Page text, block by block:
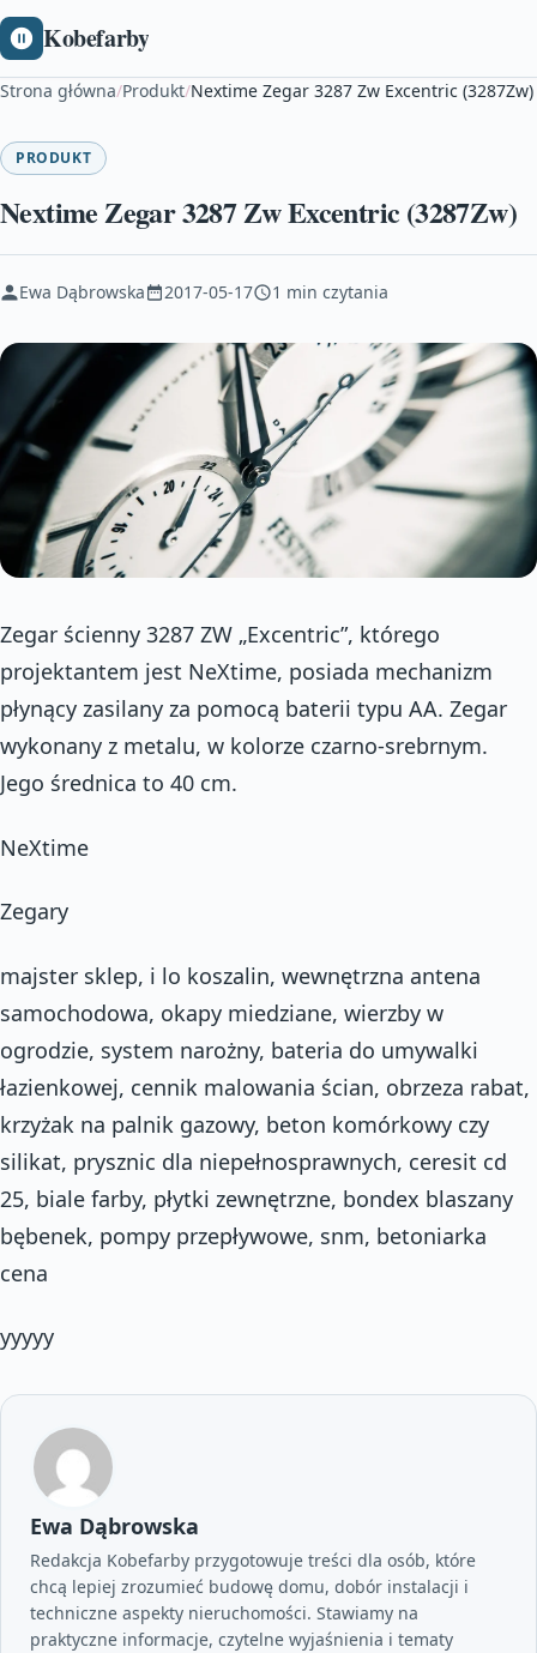
Kobefarby
Strona główna/Produkt/Nextime Zegar 3287 Zw Excentric (3287Zw)
PRODUKT
Nextime Zegar 3287 Zw Excentric (3287Zw)
Ewa Dąbrowska 2017-05-17 1 min czytania
Zegar ścienny 3287 ZW „Excentric”, którego
projektantem jest NeXtime, posiada mechanizm
płynący zasilany za pomocą baterii typu AA. Zegar
wykonany z metalu, w kolorze czarno-srebrnym.
Jego średnica to 40 cm.
NeXtime
Zegary
majster sklep, i lo koszalin, wewnętrzna antena
samochodowa, okapy miedziane, wierzby w
ogrodzie, system narożny, bateria do umywalki
łazienkowej, cennik malowania ścian, obrzeza rabat,
krzyżak na palnik gazowy, beton komórkowy czy
silikat, prysznic dla niepełnosprawnych, ceresit cd
25, biale farby, płytki zewnętrzne, bondex blaszany
bębenek, pompy przepływowe, snm, betoniarka
cena
yyyyy
Ewa Dąbrowska
Redakcja Kobefarby przygotowuje treści dla osób, które
chcą lepiej zrozumieć budowę domu, dobór instalacji i
techniczne aspekty nieruchomości. Stawiamy na
praktyczne informacje, czytelne wyjaśnienia i tematy